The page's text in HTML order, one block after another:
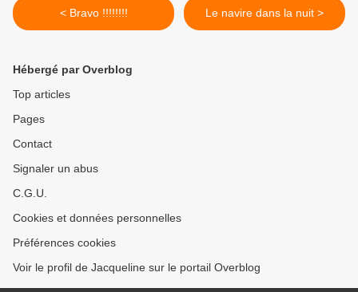
< Bravo !!!!!!!! Le navire dans la nuit >
Hébergé par Overblog
Top articles
Pages
Contact
Signaler un abus
C.G.U.
Cookies et données personnelles
Préférences cookies
Voir le profil de Jacqueline sur le portail Overblog